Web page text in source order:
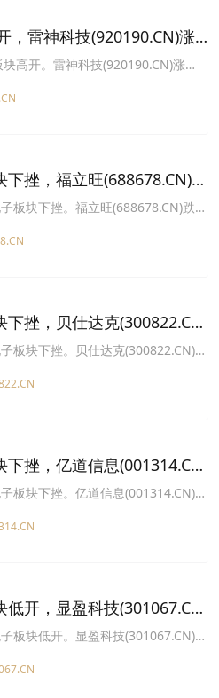
，雷神科技(920190.CN)涨
高开。雷神科技(920190.CN)涨
元，春秋电子(603890.CN)涨
涨9.91%报3.66元，信音
下挫，福立旺(688678.CN)跌
板块下挫。福立旺(688678.CN)跌
元，思泉新材(301489.CN)跌
跌20.00%报50.29元，英力
下挫，贝仕达克(300822.CN)
板块下挫。贝仕达克(300822.CN)跌
元，京泉华(002885.CN)跌8.51%
跌6.78%报7.42元，英力股份
下挫，亿道信息(001314.CN)
板块下挫。亿道信息(001314.CN)跌
元，龙旗科技(603341.CN)跌
跌7.77%报10.56元，捷邦
低开，显盈科技(301067.CN)
板块低开。显盈科技(301067.CN)跌
，利通电子(603629.CN)跌3.11%
跌2.91%报36.37元，慧为智能